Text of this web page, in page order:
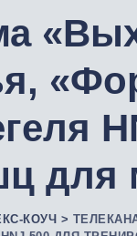
для
КОУЧ >